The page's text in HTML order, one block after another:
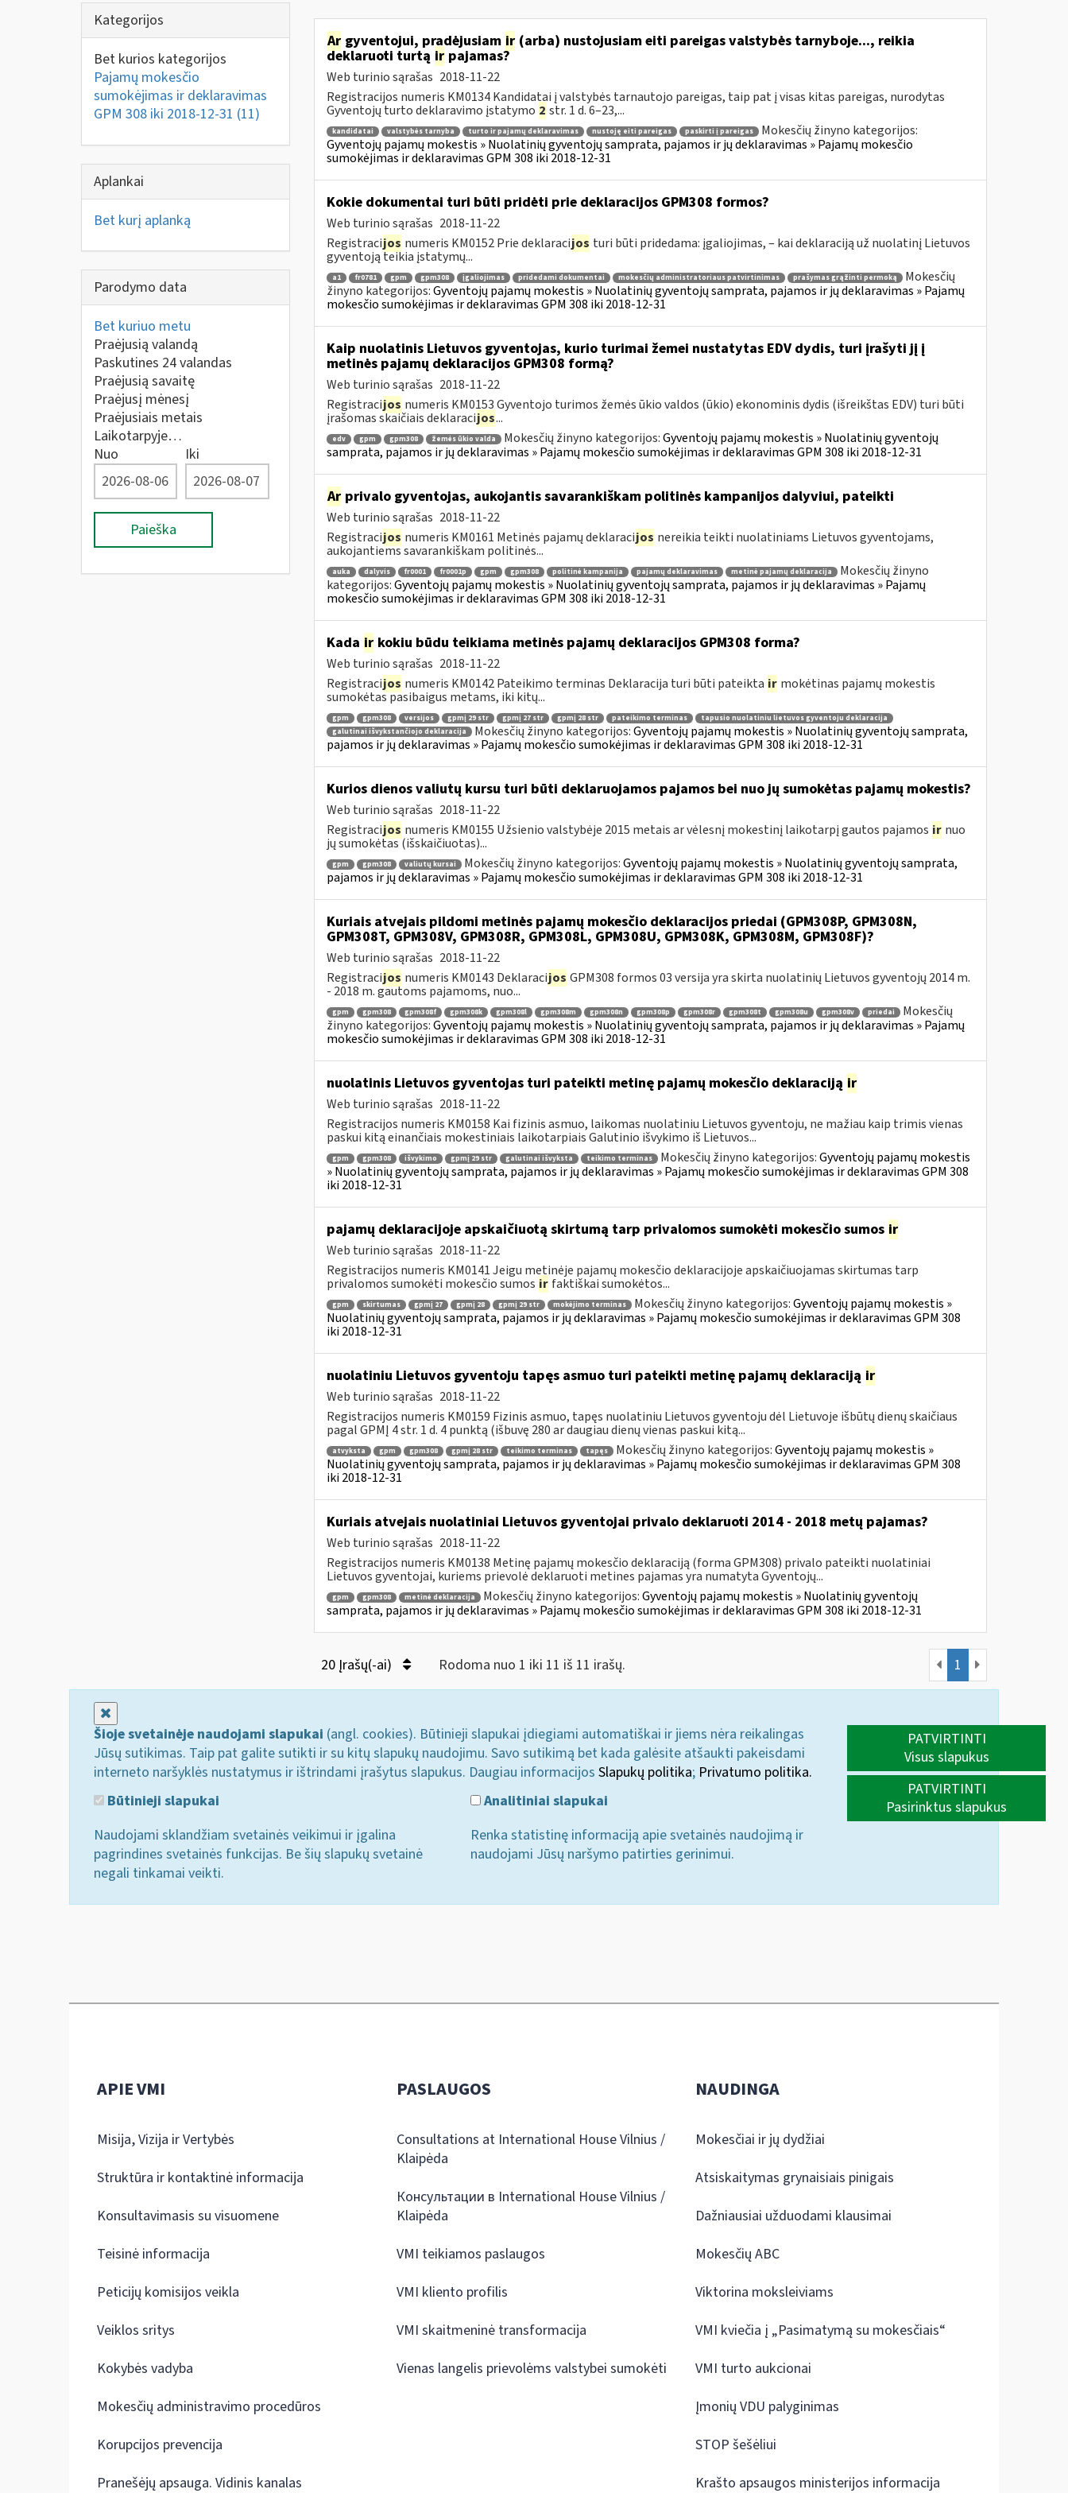
Kategorijos
Bet kurios kategorijos
Pajamų mokesčio
sumokėjimas ir deklaravimas
GPM 308 iki 2018-12-31 (11)
Aplankai
Bet kurį aplanką
Parodymo data
Bet kuriuo metu
Praėjusią valandą
Paskutines 24 valandas
Praėjusią savaitę
Praėjusį mėnesį
Praėjusiais metais
Laikotarpyje…
Nuo
Iki
Paieška
Argyventojui, pradėjusiam ir(arba) nustojusiam eiti pareigas valstybės tarnyboje..., reikia
deklaruoti turtą irpajamas?
Web turinio sąrašas 2018-11-22
Registracijos numeris KM0134 Kandidatai į valstybės tarnautojo pareigas, taip pat į visas kitas pareigas, nurodytas
Gyventojų turto deklaravimo įstatymo 2 str. 1 d. 6–23,...
kandidatai valstybės tarnyba turto ir pajamų deklaravimas nustoję eiti pareigas paskirti į pareigas
Mokesčių žinyno kategorijos:
Gyventojų pajamų mokestis » Nuolatinių gyventojų samprata, pajamos ir jų deklaravimas » Pajamų mokesčio
sumokėjimas ir deklaravimas GPM 308 iki 2018-12-31
Kokie dokumentai turi būti pridėti prie deklaracijos GPM308 formos?
Web turinio sąrašas 2018-11-22
Registracijos numeris KM0152 Prie deklaracijos turi būti pridedama: įgaliojimas, – kai deklaraciją už nuolatinį Lietuvos
gyventoją teikia įstatymų...
a1 fr0781 gpm gpm308 įgaliojimas pridedami dokumentai mokesčių administratoriaus patvirtinimas prašymas grąžinti permoką
Mokesčių
žinyno kategorijos:Gyventojų pajamų mokestis » Nuolatinių gyventojų samprata, pajamos ir jų deklaravimas » Pajamų
mokesčio sumokėjimas ir deklaravimas GPM 308 iki 2018-12-31
Kaip nuolatinis Lietuvos gyventojas, kurio turimai žemei nustatytas EDV dydis, turi įrašyti jį į
metinės pajamų deklaracijos GPM308 formą?
Web turinio sąrašas 2018-11-22
Registracijos numeris KM0153 Gyventojo turimos žemės ūkio valdos (ūkio) ekonominis dydis (išreikštas EDV) turi būti
įrašomas skaičiais deklaracijos...
edv gpm gpm308 žemės ūkio valda Mokesčių žinyno kategorijos:Gyventojų pajamų mokestis » Nuolatinių gyventojų
samprata, pajamos ir jų deklaravimas » Pajamų mokesčio sumokėjimas ir deklaravimas GPM 308 iki 2018-12-31
Arprivalo gyventojas, aukojantis savarankiškam politinės kampanijos dalyviui, pateikti
Web turinio sąrašas 2018-11-22
Registracijos numeris KM0161 Metinės pajamų deklaracijos nereikia teikti nuolatiniams Lietuvos gyventojams,
aukojantiems savarankiškam politinės...
auka dalyvis fr0001 fr0001p gpm gpm308 politinė kampanija pajamų deklaravimas metinė pajamų deklaracija
Mokesčių žinyno
kategorijos:Gyventojų pajamų mokestis » Nuolatinių gyventojų samprata, pajamos ir jų deklaravimas » Pajamų
mokesčio sumokėjimas ir deklaravimas GPM 308 iki 2018-12-31
Kada irkokiu būdu teikiama metinės pajamų deklaracijos GPM308 forma?
Web turinio sąrašas 2018-11-22
Registracijos numeris KM0142 Pateikimo terminas Deklaracija turi būti pateikta ir mokėtinas pajamų mokestis
sumokėtas pasibaigus metams, iki kitų...
gpm gpm308 versijos gpmį 29 str gpmį 27 str gpmį 28 str pateikimo terminas
tapusio nuolatiniu lietuvos gyventoju deklaracija
galutinai išvykstančiojo deklaracija
Mokesčių žinyno kategorijos:Gyventojų pajamų mokestis » Nuolatinių gyventojų samprata,
pajamos ir jų deklaravimas » Pajamų mokesčio sumokėjimas ir deklaravimas GPM 308 iki 2018-12-31
Kurios dienos valiutų kursu turi būti deklaruojamos pajamos bei nuo jų sumokėtas pajamų mokestis?
Web turinio sąrašas 2018-11-22
Registracijos numeris KM0155 Užsienio valstybėje 2015 metais ar vėlesnį mokestinį laikotarpį gautos pajamos ir nuo
jų sumokėtas (išskaičiuotas)...
gpm gpm308 valiutų kursai Mokesčių žinyno kategorijos:Gyventojų pajamų mokestis » Nuolatinių gyventojų samprata,
pajamos ir jų deklaravimas » Pajamų mokesčio sumokėjimas ir deklaravimas GPM 308 iki 2018-12-31
Kuriais atvejais pildomi metinės pajamų mokesčio deklaracijos priedai (GPM308P, GPM308N,
GPM308T, GPM308V, GPM308R, GPM308L, GPM308U, GPM308K, GPM308M, GPM308F)?
Web turinio sąrašas 2018-11-22
Registracijos numeris KM0143 Deklaracijos GPM308 formos 03 versija yra skirta nuolatinių Lietuvos gyventojų 2014 m.
- 2018 m. gautoms pajamoms, nuo...
gpm gpm308 gpm308f gpm308k gpm308l gpm308m gpm308n gpm308p gpm308r gpm308t gpm308u gpm308v priedai
Mokesčių
žinyno kategorijos:Gyventojų pajamų mokestis » Nuolatinių gyventojų samprata, pajamos ir jų deklaravimas » Pajamų
mokesčio sumokėjimas ir deklaravimas GPM 308 iki 2018-12-31
nuolatinis Lietuvos gyventojas turi pateikti metinę pajamų mokesčio deklaraciją ir
Web turinio sąrašas 2018-11-22
Registracijos numeris KM0158 Kai fizinis asmuo, laikomas nuolatiniu Lietuvos gyventoju, ne mažiau kaip trimis vienas
paskui kitą einančiais mokestiniais laikotarpiais Galutinio išvykimo iš Lietuvos...
gpm gpm308 išvykimo gpmį 29 str galutinai išvyksta teikimo terminas Mokesčių žinyno kategorijos:Gyventojų pajamų mokestis
» Nuolatinių gyventojų samprata, pajamos ir jų deklaravimas » Pajamų mokesčio sumokėjimas ir deklaravimas GPM 308
iki 2018-12-31
pajamų deklaracijoje apskaičiuotą skirtumą tarp privalomos sumokėti mokesčio sumos ir
Web turinio sąrašas 2018-11-22
Registracijos numeris KM0141 Jeigu metinėje pajamų mokesčio deklaracijoje apskaičiuojamas skirtumas tarp
privalomos sumokėti mokesčio sumos ir faktiškai sumokėtos...
gpm skirtumas gpmį 27 gpmį 28 gpmį 29 str mokėjimo terminas Mokesčių žinyno kategorijos:Gyventojų pajamų mokestis »
Nuolatinių gyventojų samprata, pajamos ir jų deklaravimas » Pajamų mokesčio sumokėjimas ir deklaravimas GPM 308
iki 2018-12-31
nuolatiniu Lietuvos gyventoju tapęs asmuo turi pateikti metinę pajamų deklaraciją ir
Web turinio sąrašas 2018-11-22
Registracijos numeris KM0159 Fizinis asmuo, tapęs nuolatiniu Lietuvos gyventoju dėl Lietuvoje išbūtų dienų skaičiaus
pagal GPMĮ 4 str. 1 d. 4 punktą (išbuvę 280 ar daugiau dienų vienas paskui kitą...
atvyksta gpm gpm308 gpmį 28 str teikimo terminas tapęs Mokesčių žinyno kategorijos:Gyventojų pajamų mokestis »
Nuolatinių gyventojų samprata, pajamos ir jų deklaravimas » Pajamų mokesčio sumokėjimas ir deklaravimas GPM 308
iki 2018-12-31
Kuriais atvejais nuolatiniai Lietuvos gyventojai privalo deklaruoti 2014 - 2018 metų pajamas?
Web turinio sąrašas 2018-11-22
Registracijos numeris KM0138 Metinę pajamų mokesčio deklaraciją (forma GPM308) privalo pateikti nuolatiniai
Lietuvos gyventojai, kuriems prievolė deklaruoti metines pajamas yra numatyta Gyventojų...
gpm gpm308 metinė deklaracija Mokesčių žinyno kategorijos:Gyventojų pajamų mokestis » Nuolatinių gyventojų
samprata, pajamos ir jų deklaravimas » Pajamų mokesčio sumokėjimas ir deklaravimas GPM 308 iki 2018-12-31
20 Įrašų(-ai) Rodoma nuo 1 iki 11 iš 11 irašų. 1
Šioje svetainėje naudojami slapukai (angl. cookies). Būtinieji slapukai įdiegiami automatiškai ir jiems nėra reikalingas
Jūsų sutikimas. Taip pat galite sutikti ir su kitų slapukų naudojimu. Savo sutikimą bet kada galėsite atšaukti pakeisdami
interneto naršyklės nustatymus ir ištrindami įrašytus slapukus. Daugiau informacijos Slapukų politika; Privatumo politika.
Būtinieji slapukai
Naudojami sklandžiam svetainės veikimui ir įgalina
pagrindines svetainės funkcijas. Be šių slapukų svetainė
negali tinkamai veikti.
Analitiniai slapukai
Renka statistinę informaciją apie svetainės naudojimą ir
naudojami Jūsų naršymo patirties gerinimui.
PATVIRTINTI
Visus slapukus
PATVIRTINTI
Pasirinktus slapukus
APIE VMI
Misija, Vizija ir Vertybės
Struktūra ir kontaktinė informacija
Konsultavimasis su visuomene
Teisinė informacija
Peticijų komisijos veikla
Veiklos sritys
Kokybės vadyba
Mokesčių administravimo procedūros
Korupcijos prevencija
Pranešėjų apsauga. Vidinis kanalas
PASLAUGOS
Consultations at International House Vilnius /
Klaipėda
Консультации в International House Vilnius /
Klaipėda
VMI teikiamos paslaugos
VMI kliento profilis
VMI skaitmeninė transformacija
Vienas langelis prievolėms valstybei sumokėti
NAUDINGA
Mokesčiai ir jų dydžiai
Atsiskaitymas grynaisiais pinigais
Dažniausiai užduodami klausimai
Mokesčių ABC
Viktorina moksleiviams
VMI kviečia į „Pasimatymą su mokesčiais“
VMI turto aukcionai
Įmonių VDU palyginimas
STOP šešėliui
Krašto apsaugos ministerijos informacija